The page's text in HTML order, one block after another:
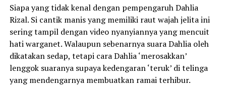
Siapa yang tidak kenal dengan pempengaruh Dahlia
Rizal. Si cantik manis yang memiliki raut wajah jelita ini
sering tampil dengan video nyanyiannya yang mencuit
hati warganet. Walaupun sebenarnya suara Dahlia oleh
dikatakan sedap, tetapi cara Dahlia ‘merosakkan’
lenggok suaranya supaya kedengaran ‘teruk’ di telinga
yang mendengarnya membuatkan ramai terhibur.